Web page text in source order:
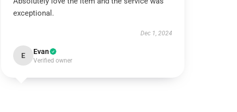
exceptional.
Dec 1, 2024
E Evan
Verified owner